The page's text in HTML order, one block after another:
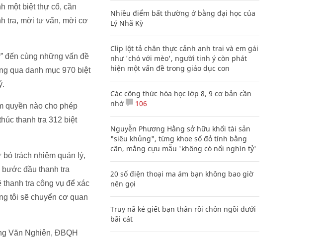
một biệt thự cổ, cần
tra, mời tư vấn, mời cơ
đến cùng những vấn đề
qua danh mục 970 biệt
quyền nào cho phép
thanh tra 312 biệt
trách nhiệm quản lý,
bước đầu thanh tra
tra công vụ để xác
tôi sẽ chuyển cơ quan
Văn Nghiên, ĐBQH
Nhiều điểm bất thường ở bằng đại học của
Lý Nhã Kỳ
Clip lột tả chân thực cảnh anh trai và em gái
như 'chó với mèo', người tinh ý còn phát
hiện một vấn đề trong giáo dục con
Các công thức hóa học lớp 8, 9 cơ bản cần
nhớ
106
Nguyễn Phương Hằng sở hữu khối tài sản
"siêu khủng", từng khoe sổ đỏ tính bằng
cân, mắng cựu mẫu 'không có nổi nghìn tỷ'
20 số điện thoại ma ám bạn không bao giờ
nên gọi
Truy nã kẻ giết bạn thân rồi chôn ngồi dưới
bãi cát